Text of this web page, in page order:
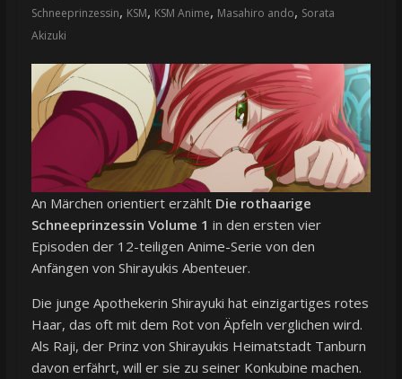
Schneeprinzessin, KSM, KSM Anime, Masahiro ando, Sorata
Akizuki
An Märchen orientiert erzählt Die rothaarige
Schneeprinzessin Volume 1 in den ersten vier
Episoden der 12-teiligen Anime-Serie von den
Anfängen von Shirayukis Abenteuer.
Die junge Apothekerin Shirayuki hat einzigartiges rotes
Haar, das oft mit dem Rot von Äpfeln verglichen wird.
Als Raji, der Prinz von Shirayukis Heimatstadt Tanburn
davon erfährt, will er sie zu seiner Konkubine machen.